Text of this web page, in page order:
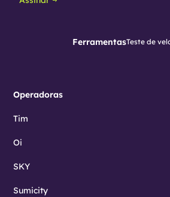
FerramentasTeste de
Operadoras
Tim
Oi
SKY
Sumicity